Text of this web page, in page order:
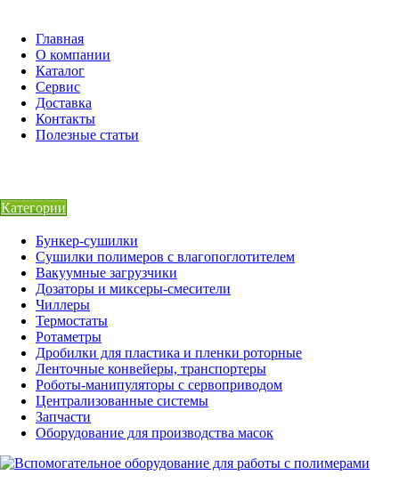
Главная
О компании
Каталог
Сервис
Доставка
Контакты
Полезные статьи
Категории
Бункер-сушилки
Сушилки полимеров с влагопоглотителем
Вакуумные загрузчики
Дозаторы и миксеры-смесители
Чиллеры
Термостаты
Ротаметры
Дробилки для пластика и пленки роторные
Ленточные конвейеры, транспортеры
Роботы-манипуляторы с сервоприводом
Централизованные системы
Запчасти
Оборудование для производства масок